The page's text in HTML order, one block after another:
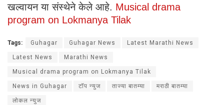
खल्वायन या संस्थेने केले आहे. Musical drama
program on Lokmanya Tilak
Tags: Guhagar Guhagar News Latest Marathi News
Latest News Marathi News
Musical drama program on Lokmanya Tilak
News in Guhagar टॉप न्युज ताज्या बातम्या मराठी बातम्या
लोकल न्युज